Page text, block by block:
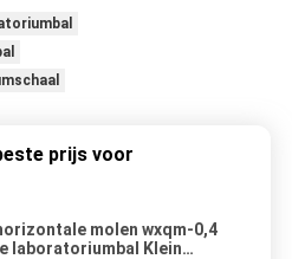
prijs voor
molen wxqm-0,4
laboratoriumbal Klein